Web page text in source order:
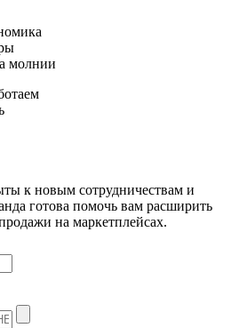
молнии
к новым сотрудничествам и
готова помочь вам расширить
на маркетплейсах.